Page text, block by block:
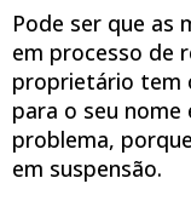
Pode ser que as
em processo de
proprietário tem
para o seu
problema,
em suspensão.